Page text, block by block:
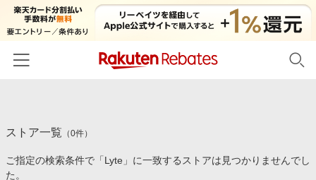
カテゴリー一覧
百貨店・総合ECモール
イベント一覧
ストア一覧 （0件）
ご指定の検索条件で「Lyte」に一致するストアは見つかりませんでし
た。